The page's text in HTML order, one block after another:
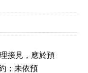
接見，應於預
；未依預